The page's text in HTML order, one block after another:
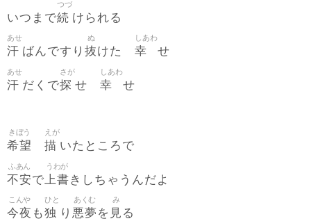
いつまで続
つづ
けられる
汗
あせ
ばんですり 抜
ぬ
けた 幸
しあわ
せ
汗
あせ
だくで探
さが
せ 幸
しあわ
せ
希望
きぼう
描
えが
いたところで
不安
ふあん
で 上書
うわが
きしちゃうんだよ
今夜
こんや
も独
ひと
り 悪夢
あくむ
を 見
み
る